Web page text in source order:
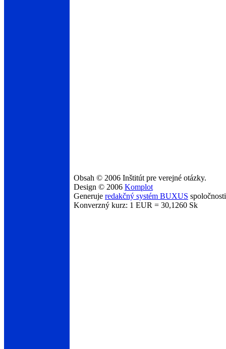
Obsah © 2006 Inštitút pre verejné otázky.
Design © 2006 Komplot
Generuje redakčný systém BUXUS
Konverzný kurz: 1 EUR = 30,1260 Sk